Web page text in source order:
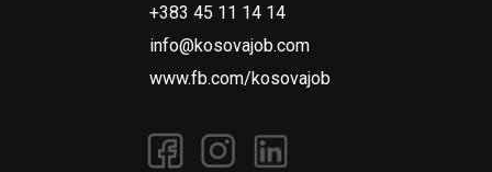
+383 45 11 14 14
info@kosovajob.com
www.fb.com/kosovajob